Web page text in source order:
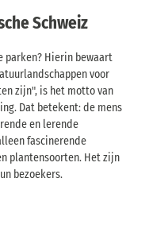
Schweiz
parken? Hierin bewaart
voor
zijn", is het motto van
Dat betekent: de mens
en lerende
fascinerende
plantensoorten. Het zijn
bezoekers.